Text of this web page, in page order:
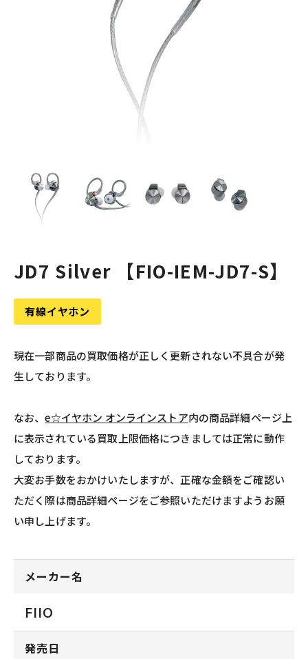
JD7 Silver 【FIO-IEM-JD7-S】
有線イヤホン
現在一部商品の買取価格が正しく更新されない不具合が発
生しております。
なお、e☆イヤホン オンラインストア内の商品詳細ページ上
に表示されている買取上限価格につきましては正常に動作
しております。
大変お手数をおかけいたしますが、正確な金額をご確認い
ただく際は商品詳細ページをご参照いただけますようお願
い申し上げます。
メーカー名
FIIO
発売日